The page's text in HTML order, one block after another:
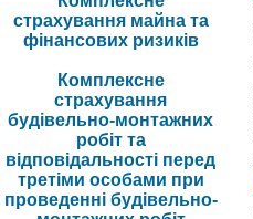
страхування майна та
фінансових ризиків
Комплексне
страхування
будівельно-монтажних
робіт та
відповідальності перед
третіми особами при
проведенні будівельно-